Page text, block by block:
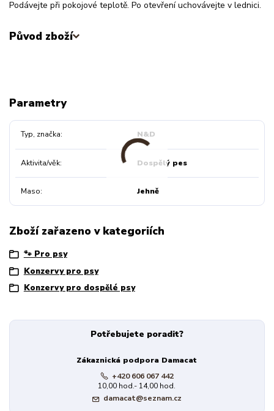
Podávejte při pokojové teplotě. Po otevření uchovávejte v lednici.
Původ zboží
Parametry
Typ, značka N&D
Aktivita/věk Dospělý pes
Maso Jehně
Zboží zařazeno v kategoriích
🐾 Pro psy
Konzervy pro psy
Konzervy pro dospělé psy
Potřebujete poradit?
Zákaznická podpora Damacat
+420 606 067 442
10,00 hod.- 14,00 hod.
damacat@seznam.cz